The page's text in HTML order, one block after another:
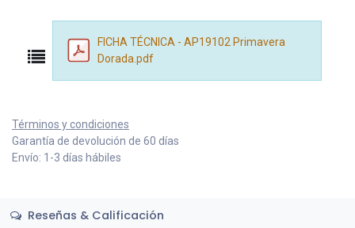
FICHA TÉCNICA - AP19102 Primavera
Dorada.pdf
Términos y condiciones
Garantía de devolución de 60 días
Envío: 1-3 días hábiles
Reseñas & Calificación